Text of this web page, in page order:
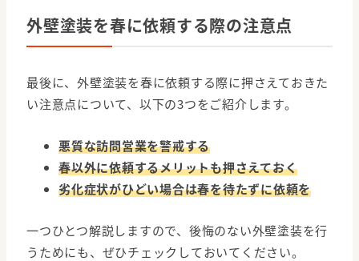
外壁塗装を春に依頼する際の注意点
最後に、外壁塗装を春に依頼する際に押さえておきた
い注意点について、以下の3つをご紹介します。
悪質な訪問営業を警戒する
春以外に依頼するメリットも押さえておく
劣化症状がひどい場合は春を待たずに依頼を
一つひとつ解説しますので、後悔のない外壁塗装を行
うためにも、ぜひチェックしておいてください。